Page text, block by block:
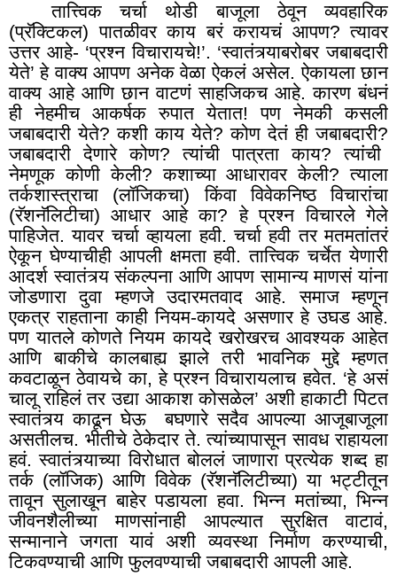
तात्त्विक चर्चा थोडी बाजूला ठेवून व्यवहारिक
(प्रॅक्टिकल) पातळीवर काय बरं करायचं आपण? त्यावर
उत्तर आहे- ‘प्रश्न विचारायचे!’. ‘स्वातंत्र्याबरोबर जबाबदारी
येते’ हे वाक्य आपण अनेक वेळा ऐकलं असेल. ऐकायला छान
वाक्य आहे आणि छान वाटणं साहजिकच आहे. कारण बंधनं
ही नेहमीच आकर्षक रुपात येतात! पण नेमकी कसली
जबाबदारी येते? कशी काय येते? कोण देतं ही जबाबदारी?
जबाबदारी देणारे कोण? त्यांची पात्रता काय? त्यांची
नेमणूक कोणी केली? कशाच्या आधारावर केली? त्याला
तर्कशास्त्राचा (लॉजिकचा) किंवा विवेकनिष्ठ विचारांचा
(रॅशनॅलिटीचा) आधार आहे का? हे प्रश्न विचारले गेले
पाहिजेत. यावर चर्चा व्हायला हवी. चर्चा हवी तर मतमतांतरं
ऐकून घेण्याचीही आपली क्षमता हवी. तात्त्विक चर्चेत येणारी
आदर्श स्वातंत्र्य संकल्पना आणि आपण सामान्य माणसं यांना
जोडणारा दुवा म्हणजे उदारमतवाद आहे. समाज म्हणून
एकत्र राहताना काही नियम-कायदे असणार हे उघड आहे.
पण यातले कोणते नियम कायदे खरोखरच आवश्यक आहेत
आणि बाकीचे कालबाह्य झाले तरी भावनिक मुद्दे म्हणत
कवटाळून ठेवायचे का, हे प्रश्न विचारायलाच हवेत. ‘हे असं
चालू राहिलं तर उद्या आकाश कोसळेल’ अशी हाकाटी पिटत
स्वातंत्र्य काढून घेऊ बघणारे सदैव आपल्या आजूबाजूला
असतीलच. भीतीचे ठेकेदार ते. त्यांच्यापासून सावध राहायला
हवं. स्वातंत्र्याच्या विरोधात बोललं जाणारा प्रत्येक शब्द हा
तर्क (लॉजिक) आणि विवेक (रॅशनॅलिटीच्या) या भट्टीतून
तावून सुलाखून बाहेर पडायला हवा. भिन्न मतांच्या, भिन्न
जीवनशैलीच्या माणसांनाही आपल्यात सुरक्षित वाटावं,
सन्मानाने जगता यावं अशी व्यवस्था निर्माण करण्याची,
टिकवण्याची आणि फुलवण्याची जबाबदारी आपली आहे.